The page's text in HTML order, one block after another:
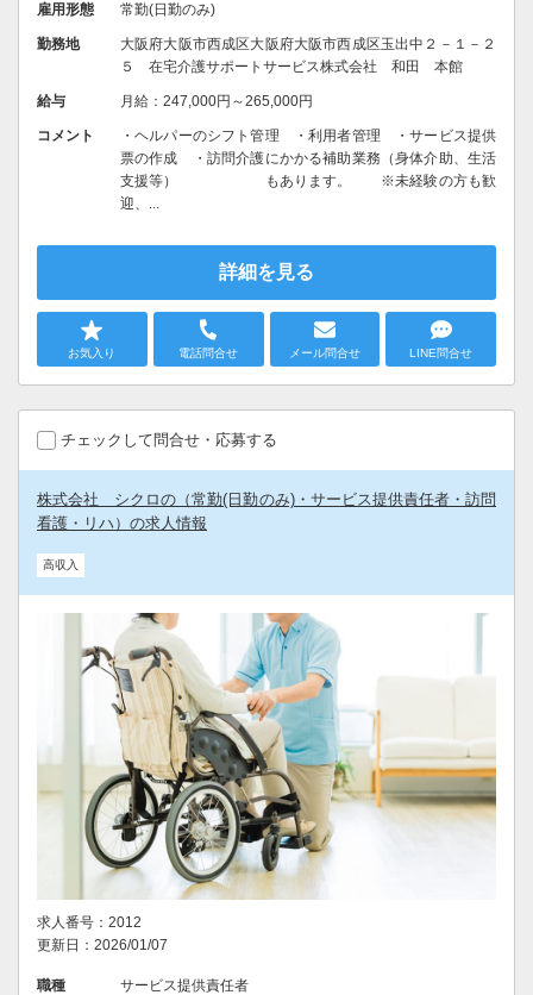
雇用形態 常勤(日勤のみ)
勤務地
大阪府大阪市西成区大阪府大阪市西成区玉出中２－１－２
５ 在宅介護サポートサービス株式会社 和田 本館
給与 月給：247,000円～265,000円
コメント
・ヘルパーのシフト管理 ・利用者管理 ・サービス提供
票の作成 ・訪問介護にかかる補助業務（身体介助、生活
支援等） もあります。 ※未経験の方も歓
迎、...
詳細を見る
お気入り 電話問合せ メール問合せ LINE問合せ
チェックして問合せ・応募する
株式会社 シクロの（常勤(日勤のみ)・サービス提供責任者・訪問
看護・リハ）の求人情報
高収入
求人番号：2012
更新日：2026/01/07
職種 サービス提供責任者